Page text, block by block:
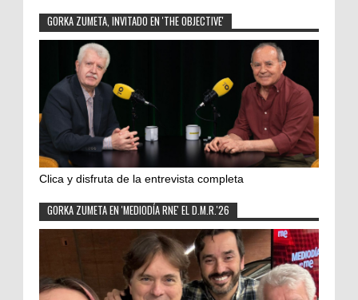
GORKA ZUMETA, INVITADO EN 'THE OBJECTIVE'
Clica y disfruta de la entrevista completa
GORKA ZUMETA EN 'MEDIODÍA RNE' EL D.M.R.'26